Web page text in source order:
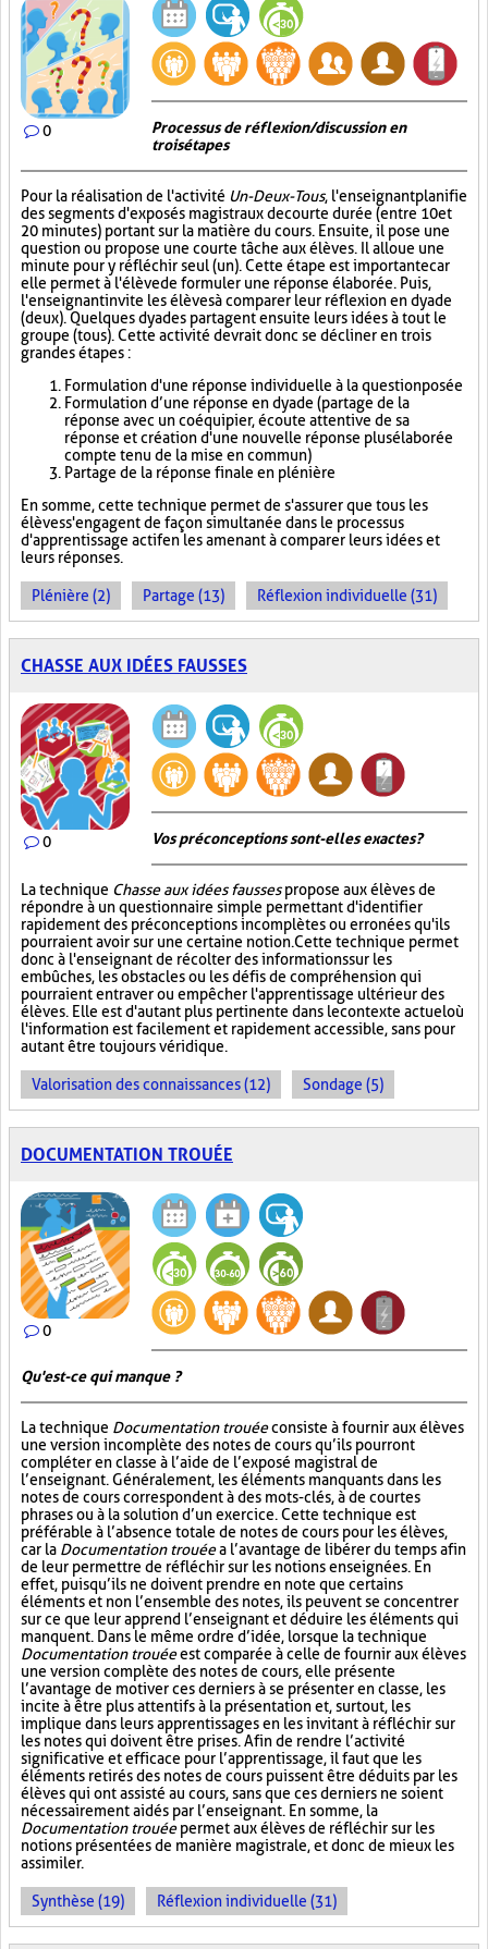
0
Processus de réflexion/discussion en
trois étapes
Pour la réalisation de l'activité Un-Deux-Tous, l'enseignant planifie
des segments d'exposés magistraux de courte durée (entre 10 et
20 minutes) portant sur la matière du cours. Ensuite, il pose une
question ou propose une courte tâche aux élèves. Il alloue une
minute pour y réfléchir seul (un). Cette étape est importante car
elle permet à l'élève de formuler une réponse élaborée. Puis,
l'enseignant invite les élèves à comparer leur réflexion en dyade
(deux). Quelques dyades partagent ensuite leurs idées à tout le
groupe (tous). Cette activité devrait donc se décliner en trois
grandes étapes :
Formulation d'une réponse individuelle à la question posée
Formulation d’une réponse en dyade (partage de la
réponse avec un coéquipier, écoute attentive de sa
réponse et création d'une nouvelle réponse plus élaborée
compte tenu de la mise en commun)
Partage de la réponse finale en plénière
En somme, cette technique permet de s'assurer que tous les
élèves s'engagent de façon simultanée dans le processus
d'apprentissage actif en les amenant à comparer leurs idées et
leurs réponses.
Plénière (2) Partage (13) Réflexion individuelle (31)
CHASSE AUX IDÉES FAUSSES
0 Vos préconceptions sont-elles exactes ?
La technique Chasse aux idées faussespropose aux élèves de
répondre à un questionnaire simple permettant d'identifier
rapidement des préconceptions incomplètes ou erronées qu'ils
pourraient avoir sur une certaine notion. Cette technique permet
donc à l'enseignant de récolter des informations sur les
embûches, les obstacles ou les défis de compréhension qui
pourraient entraver ou empêcher l'apprentissage ultérieur des
élèves. Elle est d'autant plus pertinente dans le contexte actuel où
l'information est facilement et rapidement accessible, sans pour
autant être toujours véridique.
Valorisation des connaissances (12) Sondage (5)
DOCUMENTATION TROUÉE
0
Qu'est-ce qui manque ?
La technique Documentation trouéeconsiste à fournir aux élèves
une version incomplète des notes de cours qu’ils pourront
compléter en classe à l’aide de l’exposé magistral de
l’enseignant. Généralement, les éléments manquants dans les
notes de cours correspondent à des mots-clés, à de courtes
phrases ou à la solution d’un exercice. Cette technique est
préférable à l’absence totale de notes de cours pour les élèves,
car la Documentation trouéea l’avantage de libérer du temps afin
de leur permettre de réfléchir sur les notions enseignées. En
effet, puisqu’ils ne doivent prendre en note que certains
éléments et non l’ensemble des notes, ils peuvent se concentrer
sur ce que leur apprend l’enseignant et déduire les éléments qui
manquent. Dans le même ordre d’idée, lorsque la technique
Documentation trouéeest comparée à celle de fournir aux élèves
une version complète des notes de cours, elle présente
l’avantage de motiver ces derniers à se présenter en classe, les
incite à être plus attentifs à la présentation et, surtout, les
implique dans leurs apprentissages en les invitant à réfléchir sur
les notes qui doivent être prises. Afin de rendre l’activité
significative et efficace pour l’apprentissage, il faut que les
éléments retirés des notes de cours puissent être déduits par les
élèves qui ont assisté au cours, sans que ces derniers ne soient
nécessairement aidés par l’enseignant. En somme, la
Documentation trouéepermet aux élèves de réfléchir sur les
notions présentées de manière magistrale, et donc de mieux les
assimiler.
Synthèse (19) Réflexion individuelle (31)